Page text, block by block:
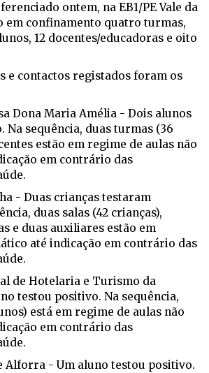
ontem, na EB1/PE Vale da
em confinamento quatro turmas,
12 docentes/educadoras e oito
e contactos registados foram os
Dona Maria Amélia - Dois alunos
Na sequência, duas turmas (36
estão em regime de aulas não
em contrário das
- Duas crianças testaram
duas salas (42 crianças),
e duas auxiliares estão em
até indicação em contrário das
de Hotelaria e Turismo da
testou positivo. Na sequência,
está em regime de aulas não
em contrário das
Alforra - Um aluno testou positivo.